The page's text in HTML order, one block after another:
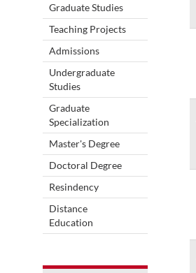
Graduate Studies
Teaching Projects
Admissions
Undergraduate
Studies
Graduate
Specialization
Master's Degree
Doctoral Degree
Resindency
Distance
Education